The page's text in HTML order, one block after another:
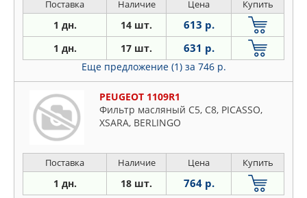
Поставка Наличие Цена Купить
1 дн. 14 шт. 613 р.
1 дн. 17 шт. 631 р.
Еще предложение (1) за 746 р.
PEUGEOT 1109R1
Фильтр масляный C5, C8, PICASSO,
XSARA, BERLINGO
Поставка Наличие Цена Купить
1 дн. 18 шт. 764 р.